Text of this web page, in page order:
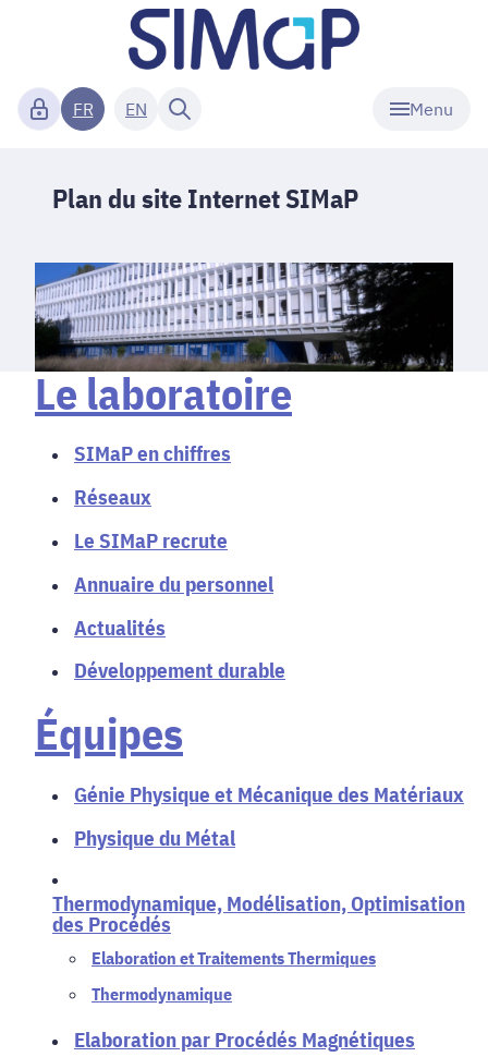
Menu
FR EN
Plan du site Internet SIMaP
Le laboratoire
SIMaP en chiffres
Réseaux
Le SIMaP recrute
Annuaire du personnel
Actualités
Développement durable
Équipes
Génie Physique et Mécanique des Matériaux
Physique du Métal
Thermodynamique, Modélisation, Optimisation
des Procédés
Elaboration et Traitements Thermiques
Thermodynamique
Elaboration par Procédés Magnétiques